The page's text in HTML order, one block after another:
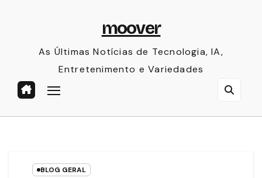
moover
As Últimas Notícias de Tecnologia, IA,
Entretenimento e Variedades
BLOG GERAL